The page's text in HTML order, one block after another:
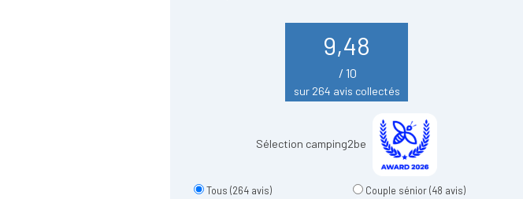
9,48
/ 10
sur 264 avis collectés
Sélection camping2be
Tous (264 avis)
Couple sénior(48 avis)